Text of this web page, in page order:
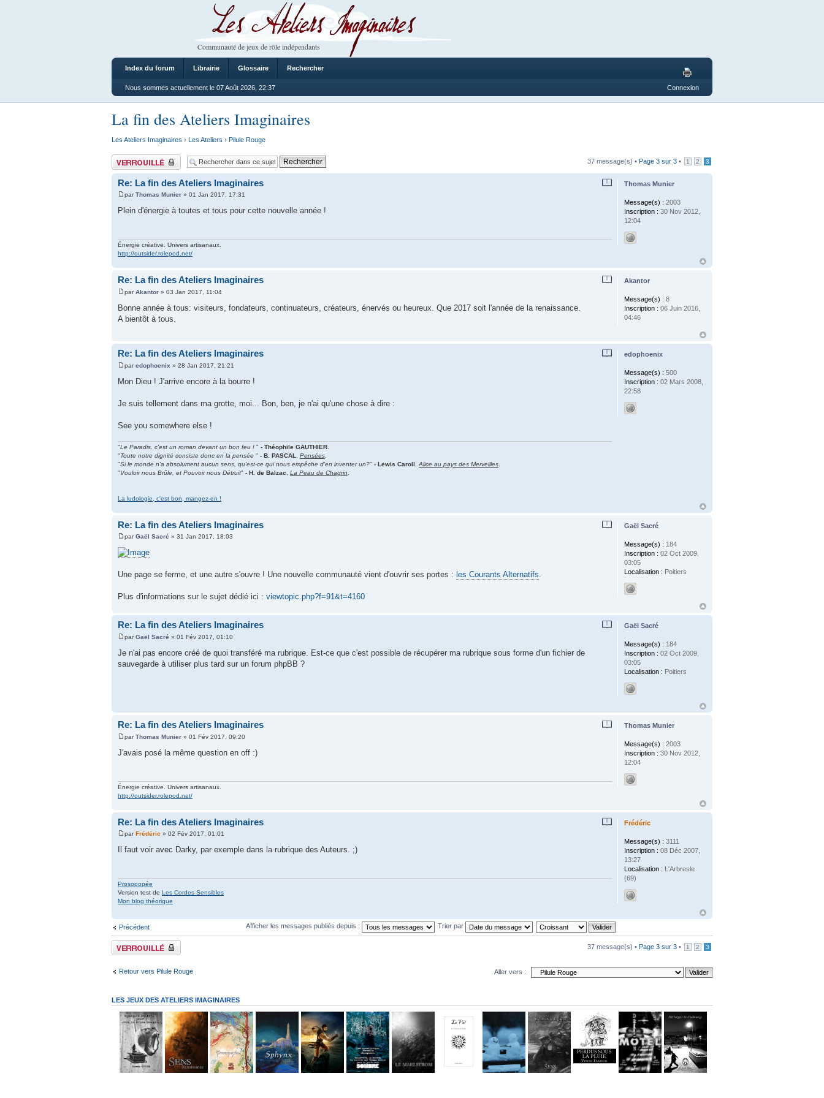
Les Ateliers Imaginaires
Communauté de jeux de rôle indépendants
Index du forum Librairie Glossaire Rechercher
Nous sommes actuellement le 07 Août 2026, 22:37 Connexion
La fin des Ateliers Imaginaires
Les Ateliers Imaginaires › Les Ateliers › Pilule Rouge
Sujet verrouillé 37 message(s) • Page 3 sur 3 • 1 2 3
Re: La fin des Ateliers Imaginaires
parThomas Munier » 01 Jan 2017, 17:31
Plein d'énergie à toutes et tous pour cette nouvelle année !
Énergie créative. Univers artisanaux.
http://outsider.rolepod.net/
Thomas Munier
Message(s) : 2003
Inscription : 30 Nov 2012,
12:04
Re: La fin des Ateliers Imaginaires
parAkantor » 03 Jan 2017, 11:04
Bonne année à tous: visiteurs, fondateurs, continuateurs, créateurs, énervés ou heureux. Que 2017 soit l'année de la renaissance.
A bientôt à tous.
Akantor
Message(s) : 8
Inscription : 06 Juin 2016,
04:46
Re: La fin des Ateliers Imaginaires
paredophoenix » 28 Jan 2017, 21:21
Mon Dieu ! J'arrive encore à la bourre !
Je suis tellement dans ma grotte, moi... Bon, ben, je n'ai qu'une chose à dire :
See you somewhere else !
"Le Paradis, c'est un roman devant un bon feu ! " - Théophile GAUTHIER
"Toute notre dignité consiste donc en la pensée " - B. PASCAL Pensées
"Si le monde n'a absolument aucun sens, qu'est-ce qui nous empêche d'en inventer un?" - Lewis Caroll Alice au pays des Merveilles
"Vouloir nous Brûle, et Pouvoir nous Détruit" - H. de Balzac La Peau de Chagrin
La ludologie, c'est bon, mangez-en !
edophoenix
Message(s) : 500
Inscription : 02 Mars 2008,
22:58
Re: La fin des Ateliers Imaginaires
parGaël Sacré » 31 Jan 2017, 18:03
Une page se ferme, et une autre s'ouvre ! Une nouvelle communauté vient d'ouvrir ses portes : les Courants Alternatifs.
Plus d'informations sur le sujet dédié ici : viewtopic.php?f=91&t=4160
Gaël Sacré
Message(s) : 184
Inscription : 02 Oct 2009,
03:05
Localisation : Poitiers
Re: La fin des Ateliers Imaginaires
parGaël Sacré » 01 Fév 2017, 01:10
Je n'ai pas encore créé de quoi transféré ma rubrique. Est-ce que c'est possible de récupérer ma rubrique sous forme d'un fichier de
sauvegarde à utiliser plus tard sur un forum phpBB ?
Gaël Sacré
Message(s) : 184
Inscription : 02 Oct 2009,
03:05
Localisation : Poitiers
Re: La fin des Ateliers Imaginaires
parThomas Munier » 01 Fév 2017, 09:20
J'avais posé la même question en off :)
Énergie créative. Univers artisanaux.
http://outsider.rolepod.net/
Thomas Munier
Message(s) : 2003
Inscription : 30 Nov 2012,
12:04
Re: La fin des Ateliers Imaginaires
parFrédéric » 02 Fév 2017, 01:01
Il faut voir avec Darky, par exemple dans la rubrique des Auteurs. ;)
Prosopopée
Version test de Les Cordes Sensibles
Mon blog théorique
Frédéric
Message(s) : 3111
Inscription : 08 Déc 2007,
13:27
Localisation : L'Arbresle
(69)
Précédent Afficher les messages publiés depuis : Trier par
Sujet verrouillé 37 message(s) • Page 3 sur 3 • 1 2 3
Retour vers Pilule Rouge Aller vers :
LES JEUX DES ATELIERS IMAGINAIRES